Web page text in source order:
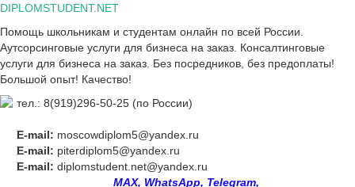
Skip
content
DIPLOMSTUDENT.NET
Помощь школьникам и студентам онлайн по всей России.
Аутсорсинговые услуги для бизнеса на заказ. Консалтинговые
услуги для бизнеса на заказ. Без посредников, без предоплаты!
Большой опыт! Качество!
тел.: 8(919)296-50-25 (по России)
E-mail: moscowdiplom5@yandex.ru
E-mail: piterdiplom5@yandex.ru
E-mail: diplomstudent.net@yandex.ru
MAX, WhatsApp, Telegram,